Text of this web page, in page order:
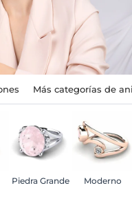
Más categorías de
Piedra Grande Moderno